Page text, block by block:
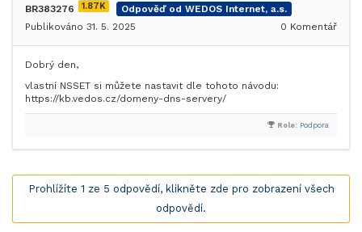
BR383276 1.87K
Odpověď od WEDOS Internet, a.s.
Publikováno 31. 5. 2025
0 Komentář
Dobrý den,
vlastní NSSET si můžete nastavit dle tohoto návodu:
https://kb.vedos.cz/domeny-dns-servery/
Role: Podpora
Prohlížíte 1 ze 5 odpovědí, klikněte zde pro zobrazení všech
odpovědí.